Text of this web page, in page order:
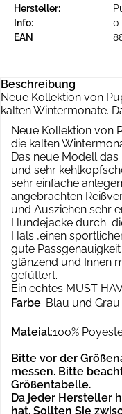
Hersteller:
Info:
0
EAN
Beschreibung
Neue Kollektion von
kalten Wintermonate.
Neue Kollektion von
die kalten
Das neue Modell
und sehr
sehr einfache
angebrachten
und Ausziehen sehr
Hundejacke durch
Hals ,einen
gute
glänzend und Innen
gefüttert.
Ein echtes MUST
Farbe: Blau und Grau
Mateial:100%
Bitte vor der
messen. Bitte
Größentabelle.
Da jeder Hersteller
hat. Sollten Sie